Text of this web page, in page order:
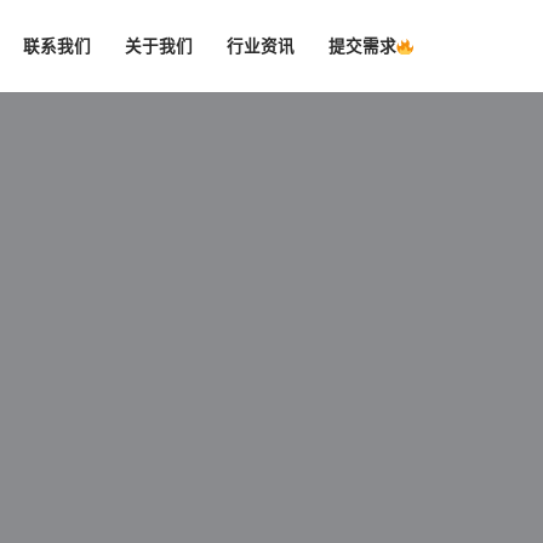
联系我们 关于我们 行业资讯 提交需求